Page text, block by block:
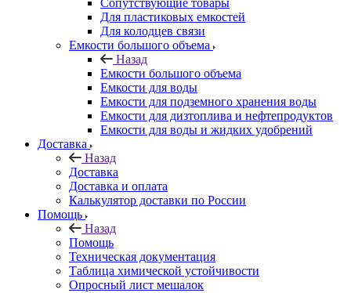
Сопутствующие товары
Для пластиковых емкостей
Для колодцев связи
Емкости большого объема
Назад
Емкости большого объема
Емкости для воды
Емкости для подземного хранения воды
Емкости для дизтоплива и нефтепродуктов
Емкости для воды и жидких удобрений
Доставка
Назад
Доставка
Доставка и оплата
Калькулятор доставки по России
Помощь
Назад
Помощь
Техническая документация
Таблица химической устойчивости
Опросный лист мешалок